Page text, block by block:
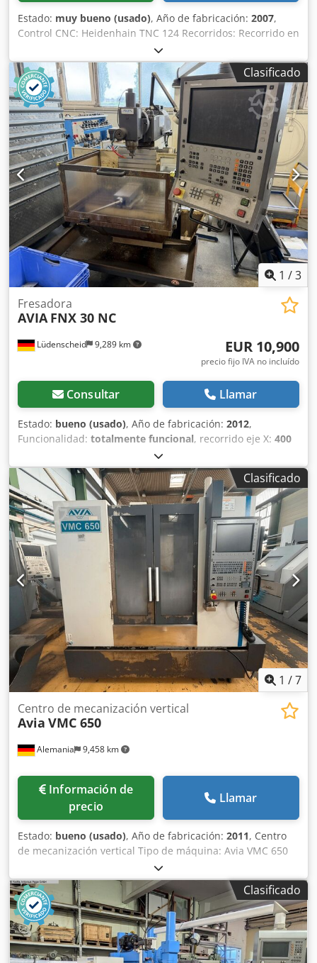
Estado: muy bueno (usado), Año de fabricación: 2007,
Control CNC: Heidenhain TNC 124 Recorridos: Recorrido en
X: 620 mm Recorrido en Y: 420 mm Recorrido en Z: 400 mm
Rango de velocidad del husillo principal: 50 - 4000 rpm
Etapas de engranaje: 2 Potencia del husillo principal: 6 kW
Conexión de herramientas: ISO 40 Fuerza de sujeción: 10
kN Cabezal del husillo: orientable manualmente ±45°
Diámetro máximo de la herramienta: 125 mm Peso máximo
de la herramienta: 6 kg Superficie de sujeción de la mesa:
400 x 800 mm Ranuras en T: 5 x 14 x 80 mm Carga máxima
de la mesa: 400 kg Csdpozh Effsfx Ailsrf Avance en X/Y: 0 –
6000 mm/min Avance en Z: 0 – 4000 mm/min Avance
rápido en X/Y: 6000 mm/min Avance rápido en Z: 4000
mm/min Potencia total: 10 kW Espacio requerido (largo x
ancho x alto): 2850 x 3350 x 2000 mm Peso de la máquina:
2100 kg
Clasificado
1 /3
Lüdenscheid 9,289 km
Fresadora
AVIA FNX 30 NC
EUR 10,900
precio fijo IVA no incluído
Consultar Llamar
Estado: bueno (usado), Año de fabricación: 2012,
Funcionalidad: totalmente funcional, recorrido eje X: 400
315 mm
mm, Control: HEIDENHAIN Superficie de la mesa: 315 x 710
mm Velocidad de giro del husillo: 50 - 3000 rpm
Cedpfszfixwjx Ailsrf Dimensiones (largo x ancho x alto):
2700 x 2250 x 1950 mm Peso: 1700 kg
Clasificado
1 /7
Alemania 9,458 km
Centro de mecanización vertical
Avia VMC 650
Información de
precio
Llamar
Estado: bueno (usado), Año de fabricación: 2011, Centro
de mecanización vertical Tipo de máquina: Avia VMC 650
Control: Heidenhain iTNC 530 Año de construcción: 2011
DATOS TECNICOS Carreras Eje X: 650 mm Eje Y: 540 mm
Eje Z: 620 mm Marcha rápida: (X/Y/X): 25 m/min. Cantidad
máx. de revoluciones: 10.000 rpm Portaherramientas: ISO
40 Capacidad de la herramienta: 24 Mesura mesa: 800 x
540 mm Peso máx. pieza: 700 kg Dotación Transpordador
de astillas Rueda electrónica Codpfx Aiozi Dz Uelorf
Clasificado